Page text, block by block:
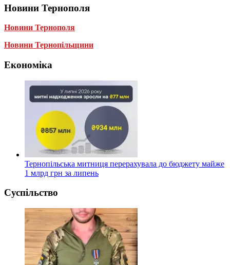
Новини Тернополя
Новини Тернополя
Новини Тернопільщини
Економіка
Тернопільська митниця перерахувала до бюджету майже
1 млрд грн за липень
Суспільство